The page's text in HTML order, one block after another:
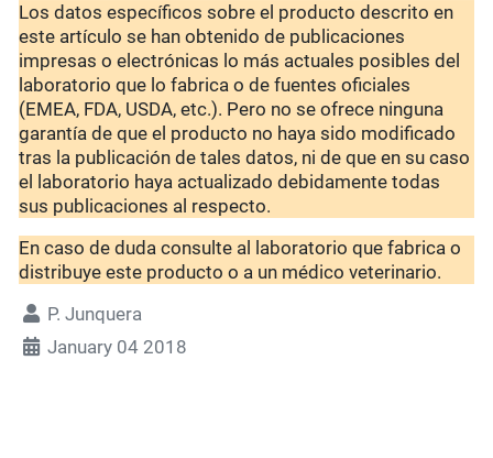
Los datos específicos sobre el producto descrito en
este artículo se han obtenido de publicaciones
impresas o electrónicas lo más actuales posibles del
laboratorio que lo fabrica o de fuentes oficiales
(EMEA, FDA, USDA, etc.). Pero no se ofrece ninguna
garantía de que el producto no haya sido modificado
tras la publicación de tales datos, ni de que en su caso
el laboratorio haya actualizado debidamente todas
sus publicaciones al respecto.
En caso de duda consulte al laboratorio que fabrica o
distribuye este producto o a un médico veterinario.
P. Junquera
January 04 2018